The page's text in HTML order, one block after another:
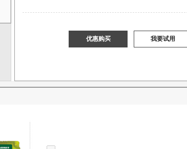
优惠购买 我要试用